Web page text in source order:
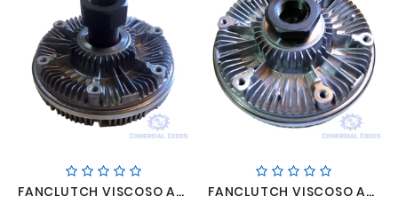
FANCLUTCH VISCOSO ASPA FORD CARGO 6 PERNOS ANCHO:185 ALTO:115
FANCLUTCH VISCOSO ASPA FORD CARGO/VW 6 PERNOS ANCHO:185 ALTO:85